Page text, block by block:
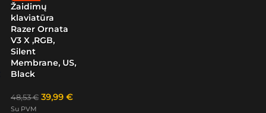
Žaidimų
klaviatūra
Razer Ornata
V3 X ,RGB,
Silent
Membrane, US,
Black
48,53€ 39,99 €
Su PVM